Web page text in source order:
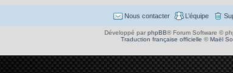
L’équipe
Nous contacter
Développé par phpBB® Forum Software ©
Traduction française officielle ©Maël